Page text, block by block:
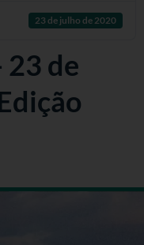
23 de julho de 2020
de